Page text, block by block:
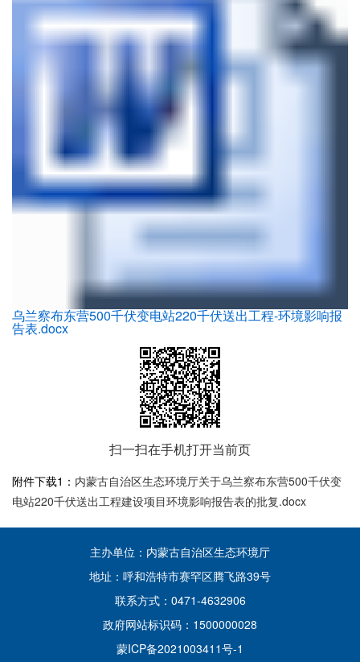
乌兰察布东营500千伏变电站220千伏送出工程-环境影响报
告表.docx
扫一扫在手机打开当前页
附件下载1： 内蒙古自治区生态环境厅关于乌兰察布东营500千伏变
电站220千伏送出工程建设项目环境影响报告表的批复.docx
主办单位：内蒙古自治区生态环境厅
地址：呼和浩特市赛罕区腾飞路39号
联系方式：0471-4632906
政府网站标识码：1500000028
蒙ICP备2021003411号-1